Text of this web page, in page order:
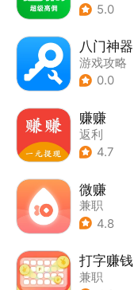
5.0
八门神器
游戏攻略
0.0
赚赚
返利
4.7
微赚
兼职
4.8
打字赚钱
兼职